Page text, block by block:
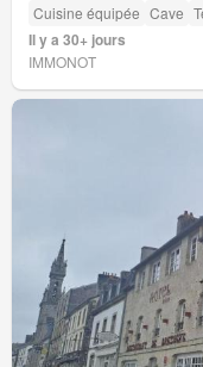
Cuisine équipée Cave
Il y a 30+ jours
IMMONOT